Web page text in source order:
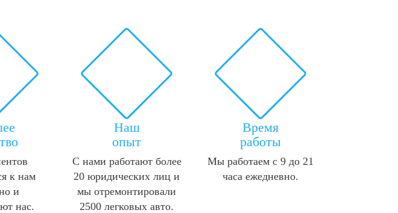
к нам
и
нас.
Наш
опыт
С нами работают более
20 юридических лиц и
мы отремонтировали
2500 легковых авто.
Время
работы
Мы работаем с 9 до 21
часа ежедневно.